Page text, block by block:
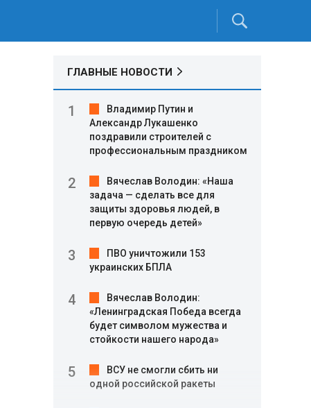
ГЛАВНЫЕ НОВОСТИ
Владимир Путин и
Александр Лукашенко
поздравили строителей с
профессиональным праздником
Вячеслав Володин: «Наша
задача — сделать все для
защиты здоровья людей, в
первую очередь детей»
ПВО уничтожили 153
украинских БПЛА
Вячеслав Володин:
«Ленинградская Победа всегда
будет символом мужества и
стойкости нашего народа»
ВСУ не смогли сбить ни
одной российской ракеты